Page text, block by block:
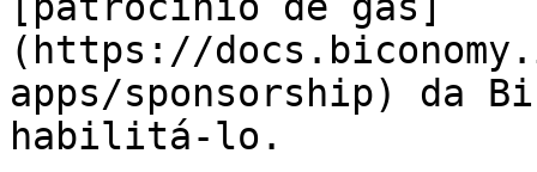
(https://
apps/sponsorship) da
habilitá-lo.